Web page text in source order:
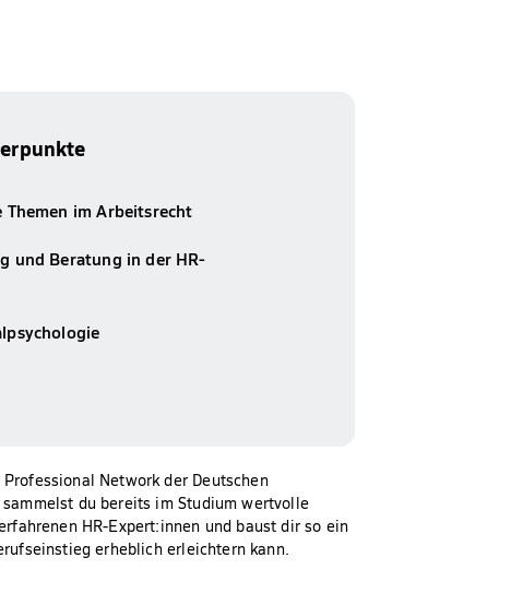
Themen im Arbeitsrecht
und Beratung in der HR-
Network der Deutschen
du bereits im Studium wertvolle
HR-Expert:innen und baust dir so ein
erheblich erleichtern kann.